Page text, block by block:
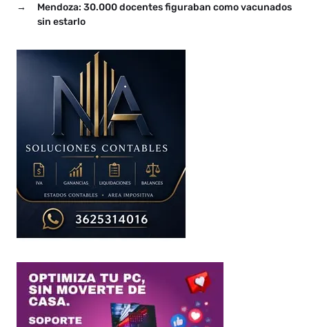
→
Mendoza: 30.000 docentes figuraban como vacunados
sin estarlo